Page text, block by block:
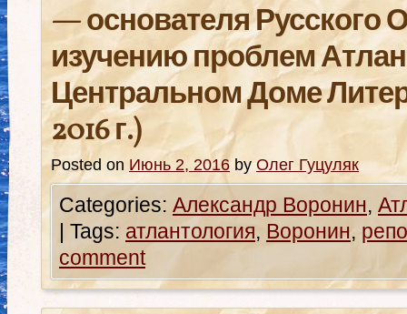
— основателя Русского
изучению проблем
Центральном Доме
2016 г.)
Posted on Июнь 2, 2016 by Олег Гуцуляк
Categories: Александр Воронин,
| Tags: атлантология, Воронин,
comment